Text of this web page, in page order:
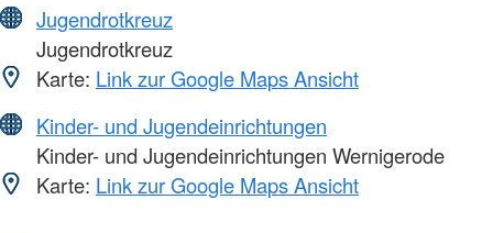
Jugendrotkreuz
Jugendrotkreuz
Karte: Link zur Google Maps Ansicht
Kinder- und Jugendeinrichtungen
Kinder- und Jugendeinrichtungen Wernigerode
Karte: Link zur Google Maps Ansicht